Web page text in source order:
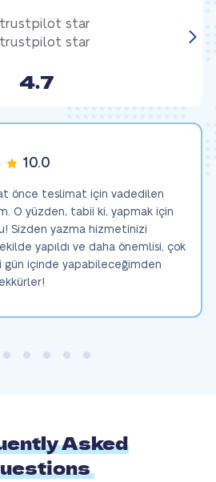
4.7
10.0
önce teslimat için vadedilen
O yüzden, tabii ki, yapmak için
Sizden yazma hizmetinizi
yapıldı ve daha önemlisi, çok
gün içinde yapabileceğimden
Asked